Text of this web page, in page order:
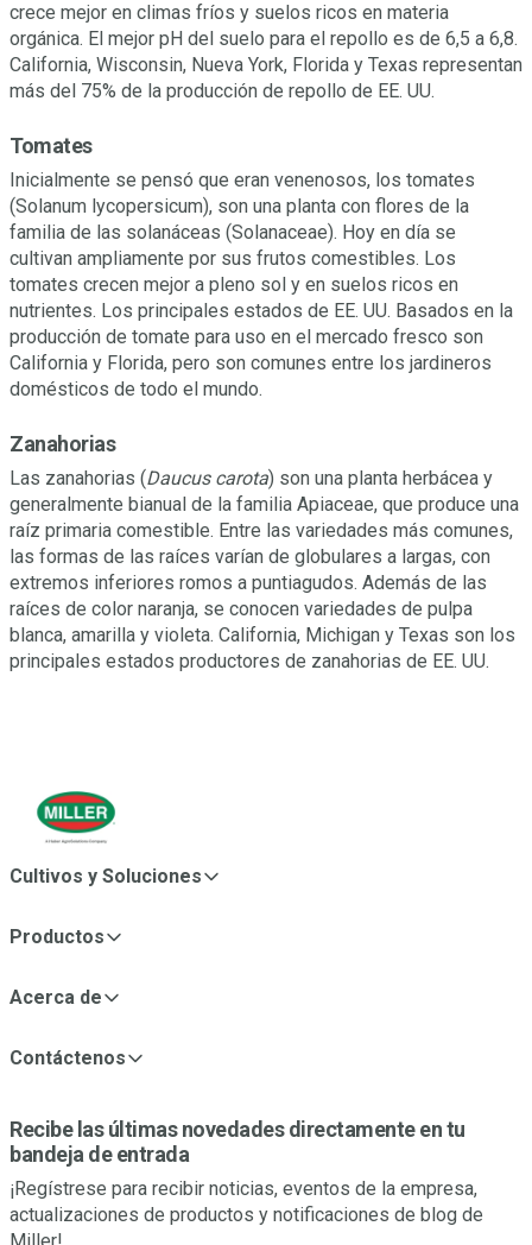
crece mejor en climas fríos y suelos ricos en materia
orgánica. El mejor pH del suelo para el repollo es de 6,5 a 6,8.
California, Wisconsin, Nueva York, Florida y Texas representan
más del 75% de la producción de repollo de EE. UU.
Tomates
Inicialmente se pensó que eran venenosos, los tomates
(Solanum lycopersicum), son una planta con flores de la
familia de las solanáceas (Solanaceae). Hoy en día se
cultivan ampliamente por sus frutos comestibles. Los
tomates crecen mejor a pleno sol y en suelos ricos en
nutrientes. Los principales estados de EE. UU. Basados en la
producción de tomate para uso en el mercado fresco son
California y Florida, pero son comunes entre los jardineros
domésticos de todo el mundo.
Zanahorias
Las zanahorias (Daucus carota) son una planta herbácea y
generalmente bianual de la familia Apiaceae, que produce una
raíz primaria comestible. Entre las variedades más comunes,
las formas de las raíces varían de globulares a largas, con
extremos inferiores romos a puntiagudos. Además de las
raíces de color naranja, se conocen variedades de pulpa
blanca, amarilla y violeta. California, Michigan y Texas son los
principales estados productores de zanahorias de EE. UU.
Cultivos y Soluciones
Productos
Acerca de
Contáctenos
Recibe las últimas novedades directamente en tu
bandeja de entrada
¡Regístrese para recibir noticias, eventos de la empresa,
actualizaciones de productos y notificaciones de blog de